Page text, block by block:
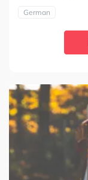
German